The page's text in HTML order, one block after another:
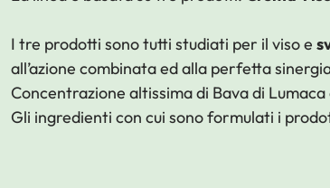
I tre prodotti sono tutti studiati per il viso e
all’azione combinata ed alla perfetta
Concentrazione altissima di Bava di
Gli ingredienti con cui sono formulati i